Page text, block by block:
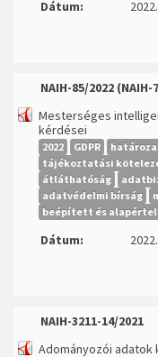
Dátum:
NAIH-85/2022 (NAIH-
Mesterséges
kérdései
2022 GDPR
tájékoztatási
átláthatóság
adatvédelmi bírság
beépített és
Dátum:
NAIH-3211-14/2021
Adományozói adatok